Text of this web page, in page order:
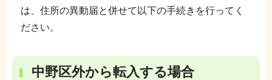
は、住所の異動届と併せて以下の手続きを行ってく
ださい。
中野区外から転入する場合